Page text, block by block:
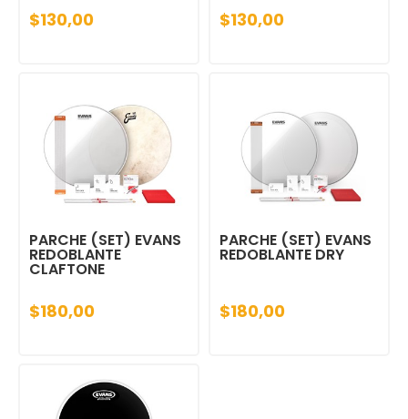
$130,00 $130,00
PARCHE (SET) EVANS
REDOBLANTE
CLAFTONE
$180,00
PARCHE (SET) EVANS
REDOBLANTE DRY
$180,00